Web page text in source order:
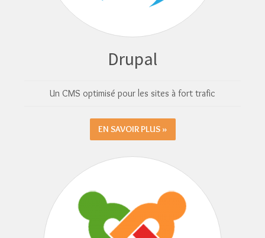
Drupal
Un CMS optimisé pour les sites à fort trafic
EN SAVOIR PLUS »